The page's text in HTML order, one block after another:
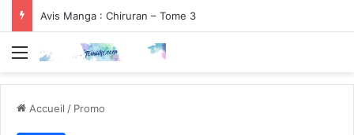
Avis Manga : Chiruran – Tome 3
Menu
Accueil / Promo